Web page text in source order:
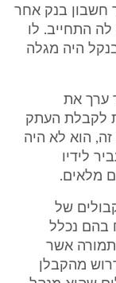
חשבון בנק אחר
התחייב. לו
היה מגלה
ערך את
לקבלת העתק
הוא לא היה
לידיו
מלאים.
של
בהם נכלל
אשר
מהקבלן